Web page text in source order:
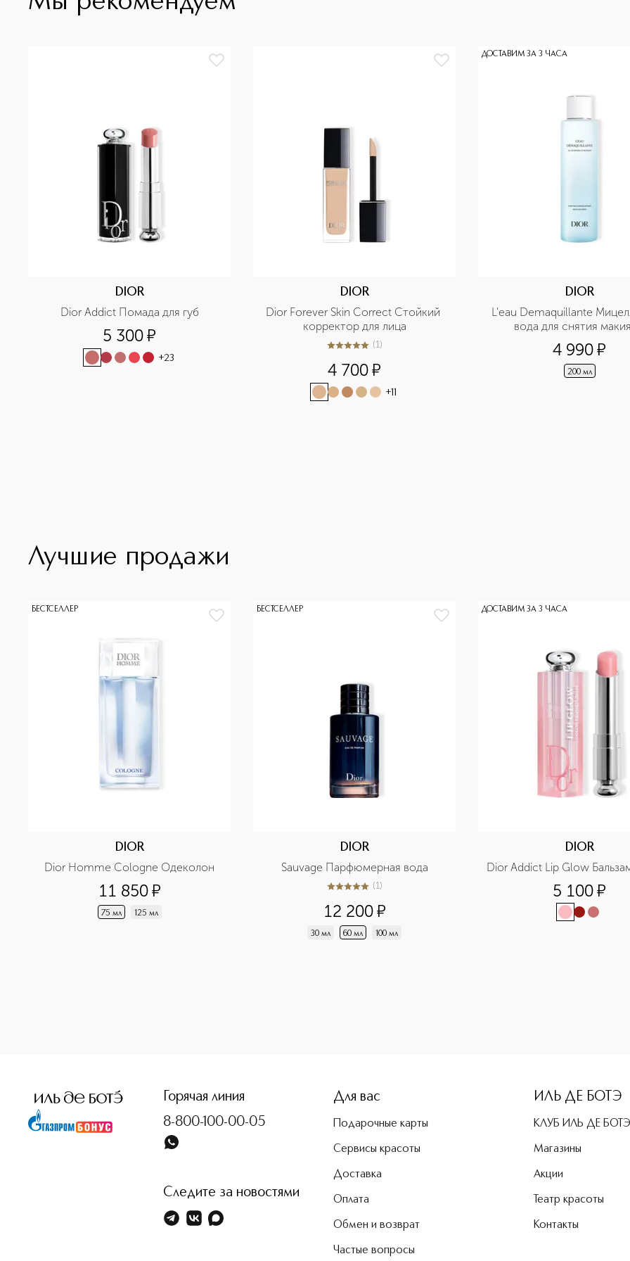
DIOR
Dior Addict Помада для губ
5 300¤
+23
DIOR
Dior Forever Skin Correct Стойкий
корректор для лица
5из 51 (1)
4 700¤
+11
ДОСТАВИМ ЗА 3 ЧАСА
DIOR
L'eau Demaquillante
вода для снятия
4 990¤
200 мл
Лучшие продажи
БЕСТСЕЛЛЕР
DIOR
Dior Homme Cologne Одеколон
11 850¤
75 мл 125 мл
БЕСТСЕЛЛЕР
DIOR
Sauvage Парфюмерная вода
5из 51 (1)
12 200¤
30 мл 60 мл 100 мл
ДОСТАВИМ ЗА 3 ЧАСА
DIOR
Dior Addict Lip Glow
5 100¤
Горячая линия
8-800-100-00-05
Следите за новостями
Для вас
Подарочные карты
Сервисы красоты
Доставка
Оплата
Обмен и возврат
Частые вопросы
ИЛЬ ДЕ БОТЭ
КЛУБ ИЛЬ ДЕ БОТЭ
Магазины
Акции
Театр красоты
Контакты